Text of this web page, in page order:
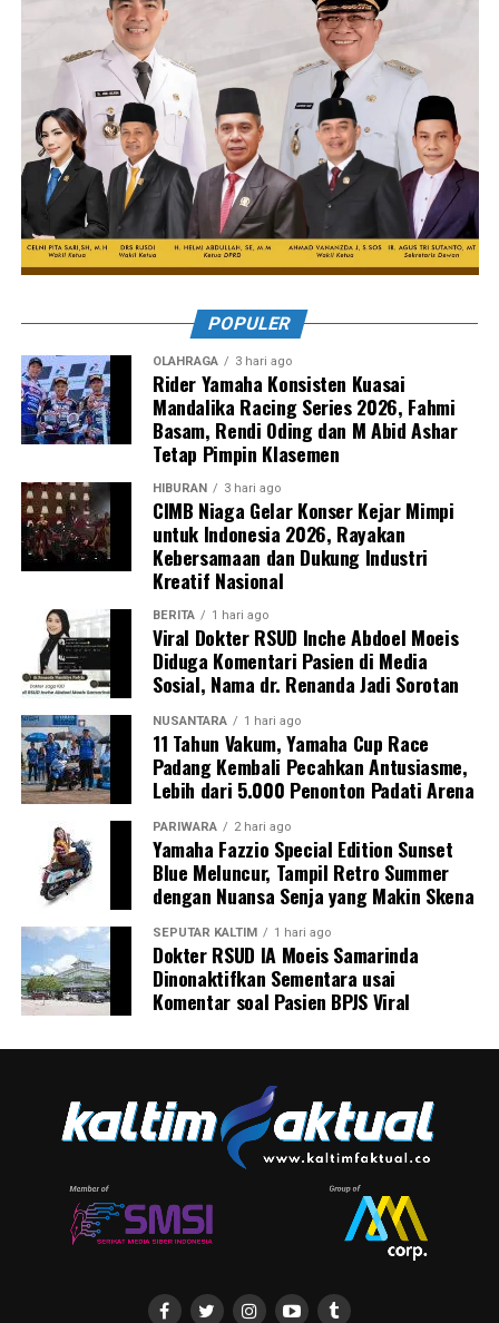
POPULER
OLAHRAGA 3 hari ago
Rider Yamaha Konsisten Kuasai
Mandalika Racing Series 2026, Fahmi
Basam, Rendi Oding dan M Abid Ashar
Tetap Pimpin Klasemen
HIBURAN 3 hari ago
CIMB Niaga Gelar Konser Kejar Mimpi
untuk Indonesia 2026, Rayakan
Kebersamaan dan Dukung Industri
Kreatif Nasional
BERITA 1 hari ago
Viral Dokter RSUD Inche Abdoel Moeis
Diduga Komentari Pasien di Media
Sosial, Nama dr. Renanda Jadi Sorotan
NUSANTARA 1 hari ago
11 Tahun Vakum, Yamaha Cup Race
Padang Kembali Pecahkan Antusiasme,
Lebih dari 5.000 Penonton Padati Arena
PARIWARA 2 hari ago
Yamaha Fazzio Special Edition Sunset
Blue Meluncur, Tampil Retro Summer
dengan Nuansa Senja yang Makin Skena
SEPUTAR KALTIM 1 hari ago
Dokter RSUD IA Moeis Samarinda
Dinonaktifkan Sementara usai
Komentar soal Pasien BPJS Viral